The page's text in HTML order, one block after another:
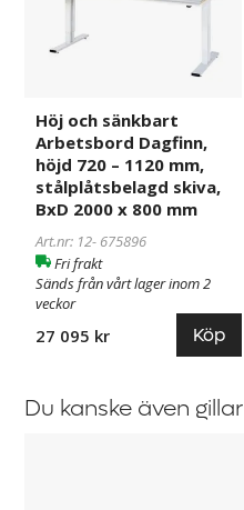
Arbetsbord
720
1120
mm,
stålplåtsbelagd
skiva,
BxD
2000
800
Höj och sänkbart
Arbetsbord Dagfinn,
höjd 720 – 1120 mm,
stålplåtsbelagd skiva,
BxD 2000 x 800 mm
Art.nr: 12- 675896
Fri frakt
Sänds från vårt lager inom 2
veckor
27 095 kr Köp
Du kanske även gillar